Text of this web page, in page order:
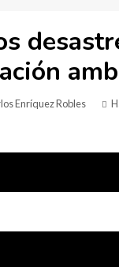
Enríquez Robles